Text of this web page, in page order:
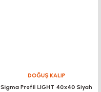
DOĞUŞ KALIP
Sigma Profil LIGHT 40x40 Siyah